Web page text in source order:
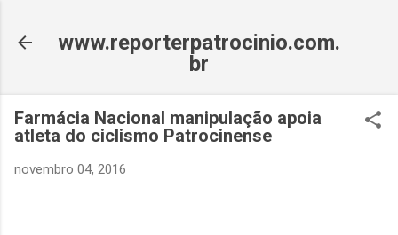
www.reporterpatrocinio.com.
br
Farmácia Nacional manipulação apoia
atleta do ciclismo Patrocinense
novembro 04, 2016